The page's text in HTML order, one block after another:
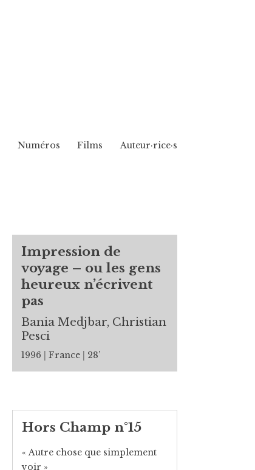
Numéros Films Auteur·rice·s
Impression de
voyage – ou les gens
heureux n’écrivent
pas
Bania Medjbar, Christian
Pesci
1996 France 28’
Hors Champ n°15
« Autre chose que simplement
voir »